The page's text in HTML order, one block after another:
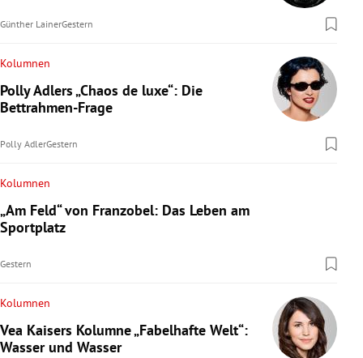
Günther LainerGestern
Kolumnen
Polly Adlers „Chaos de luxe“: Die
Bettrahmen-Frage
Polly AdlerGestern
Kolumnen
„Am Feld“ von Franzobel: Das Leben am
Sportplatz
Gestern
Kolumnen
Vea Kaisers Kolumne „Fabelhafte Welt“:
Wasser und Wasser